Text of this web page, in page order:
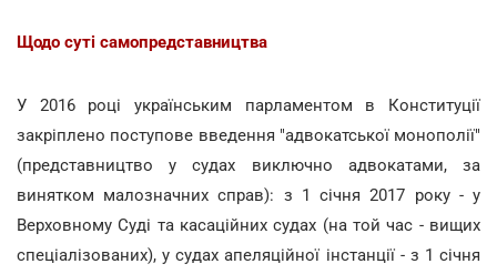
Щодо суті самопредставництва
У 2016 році українським парламентом в Конституції
закріплено поступове введення "адвокатської монополії"
(представництво у судах виключно адвокатами, за
винятком малозначних справ): з 1 січня 2017 року - у
Верховному Суді та касаційних судах (на той час - вищих
спеціалізованих), у судах апеляційної інстанції - з 1 січня